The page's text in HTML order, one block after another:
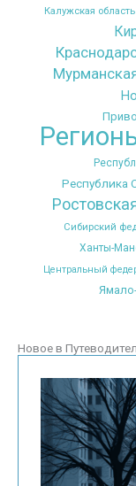
Калужская область
Республика
Сибирский
Ханты-
Центральный
Новое в